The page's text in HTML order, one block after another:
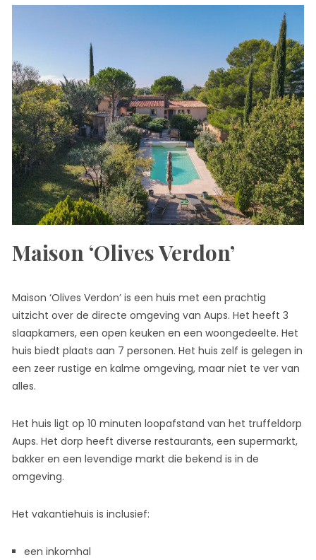
Maison ‘Olives Verdon’
Maison ‘Olives Verdon’ is een huis met een prachtig
uitzicht over de directe omgeving van Aups. Het heeft 3
slaapkamers, een open keuken en een woongedeelte. Het
huis biedt plaats aan 7 personen. Het huis zelf is gelegen in
een zeer rustige en kalme omgeving, maar niet te ver van
alles.
Het huis ligt op 10 minuten loopafstand van het truffeldorp
Aups. Het dorp heeft diverse restaurants, een supermarkt,
bakker en een levendige markt die bekend is in de
omgeving.
Het vakantiehuis is inclusief:
een inkomhal